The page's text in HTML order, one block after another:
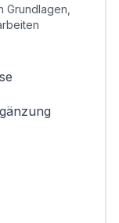
Grundlagen,